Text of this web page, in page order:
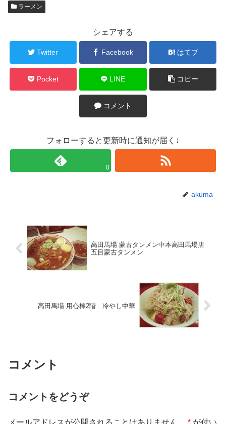
ラーメン
シェアする
Twitter Facebook はてブ
Pocket LINE コピー
コメント
フォローすると更新時に通知が届く↓
0
akuma
高田馬場 蒙古タンメン中本高田馬場店
五目蒙古タンメン
高田馬場 用心棒2階 冷やし中華
コメント
コメントをどうぞ